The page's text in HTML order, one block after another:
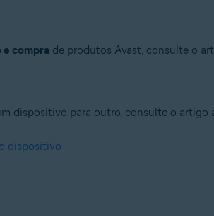
comprade produtos Avast, consulte o
dispositivo para outro, consulte o artigo
dispositivo